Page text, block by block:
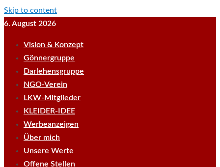
Skip to content
6. August 2026
Vision & Konzept
Gönnergruppe
Darlehensgruppe
NGO-Verein
LKW-Mitglieder
KLEIDER-IDEE
Werbeanzeigen
Über mich
Unsere Werte
Offene Stellen